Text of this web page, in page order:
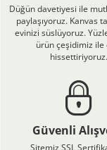
Düğün davetiyesi ile
paylaşıyoruz. Kanvas
evinizi süslüyoruz.
ürün çeşidimiz ile
hissettiriyoruz.
Güvenli
Sitemiz SSL